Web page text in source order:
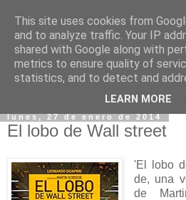
lunes, 27 de enero de 2014
El lobo de Wall street
'El lobo
de, una
de
This site uses cookies from
and to analyze traffic. Your IP
shared with Google along with
metrics to ensure quality of
statistics, and to detect and
LEARN MORE